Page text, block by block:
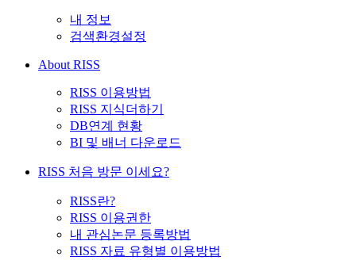
내 정보
검색환경설정
About RISS
RISS 이용방법
RISS 지식더하기
DB연계 현황
BI 및 배너 다운로드
RISS 처음 방문 이세요?
RISS란?
RISS 이용권한
내 관심논문 등록방법
RISS 자료 유형별 이용방법